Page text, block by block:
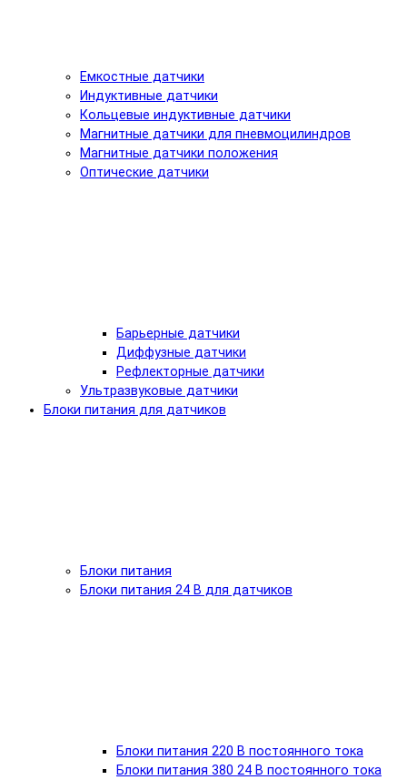
Емкостные датчики
Индуктивные датчики
Кольцевые индуктивные датчики
Магнитные датчики для пневмоцилиндров
Магнитные датчики положения
Оптические датчики
Барьерные датчики
Диффузные датчики
Рефлекторные датчики
Ультразвуковые датчики
Блоки питания для датчиков
Блоки питания
Блоки питания 24 В для датчиков
Блоки питания 220 В постоянного тока
Блоки питания 380 24 В постоянного тока